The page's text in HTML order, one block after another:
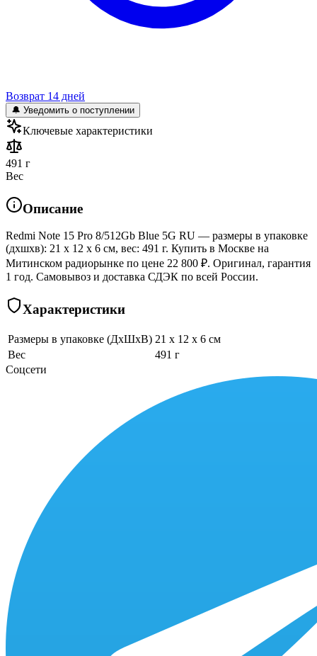
Возврат 14 дней
🔔 Уведомить о поступлении
Ключевые характеристики
491 г
Вес
Описание
Redmi Note 15 Pro 8/512Gb Blue 5G RU — размеры в упаковке
(дхшхв): 21 x 12 x 6 см, вес: 491 г. Купить в Москве на
Митинском радиорынке по цене 22 800 ₽. Оригинал, гарантия
1 год. Самовывоз и доставка СДЭК по всей России.
Характеристики
Размеры в упаковке (ДхШхВ) 21 x 12 x 6 см
Вес
491 г
Соцсети